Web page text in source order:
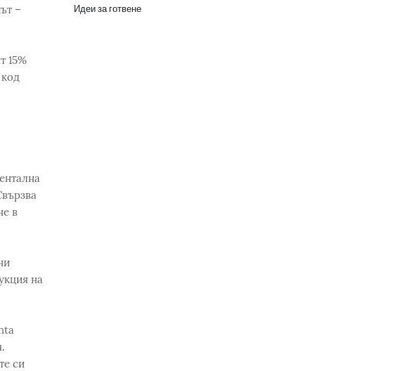
–
15%
в
на
си
Идеи за готвене